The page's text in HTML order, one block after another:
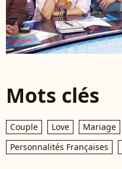
Mots clés
Couple Love Mariage
Personnalités Françaises